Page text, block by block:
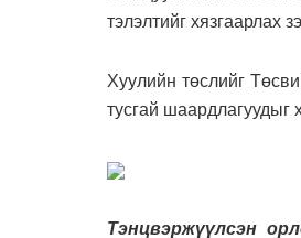
тэлэлтийг хязгаарлах
Хуулийн төслийг
тусгай шаардлагуудыг
Тэнцвэржүүлсэн